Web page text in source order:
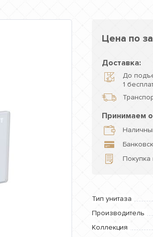
Цена по
Доставка:
До
1
Принимаем
Покупка
Тип унитаза
Производитель
Коллекция